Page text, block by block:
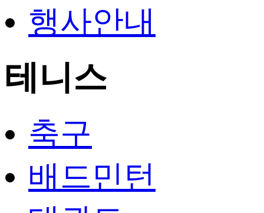
행사안내
테니스
축구
배드민턴